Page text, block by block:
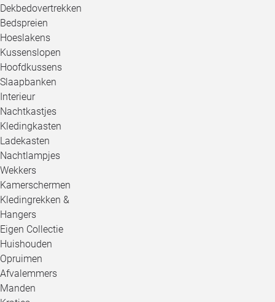
Dekbedovertrekken
Bedspreien
Hoeslakens
Kussenslopen
Hoofdkussens
Slaapbanken
Interieur
Nachtkastjes
Kledingkasten
Ladekasten
Nachtlampjes
Wekkers
Kamerschermen
Kledingrekken &
Hangers
Eigen Collectie
Huishouden
Opruimen
Afvalemmers
Manden